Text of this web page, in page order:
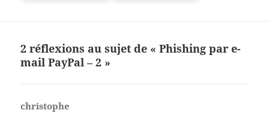
2 réflexions au sujet de « Phishing par e-
mail PayPal – 2 »
christophe